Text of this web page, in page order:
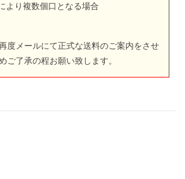
より複数個口となる場合
度メールにて正式な送料のご案内をさせ
ご了承の程お願い致します。